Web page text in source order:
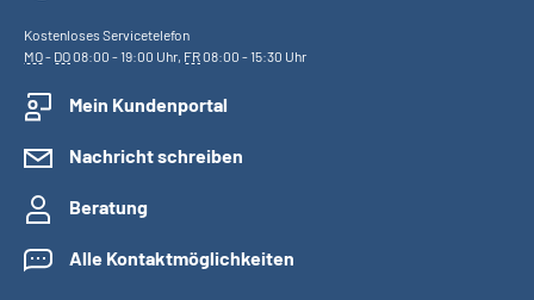
Kostenloses Servicetelefon
MO- DO08:00 - 19:00 Uhr, FR08:00 - 15:30 Uhr
Mein Kundenportal
Nachricht schreiben
Beratung
Alle Kontaktmöglichkeiten